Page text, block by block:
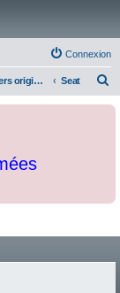
Connexion
Fichiers originaux Seat
c